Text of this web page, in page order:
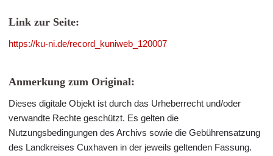
Link zur Seite:
https://ku-ni.de/record_kuniweb_120007
Anmerkung zum Original:
Dieses digitale Objekt ist durch das Urheberrecht und/oder
verwandte Rechte geschützt. Es gelten die
Nutzungsbedingungen des Archivs sowie die Gebührensatzung
des Landkreises Cuxhaven in der jeweils geltenden Fassung.